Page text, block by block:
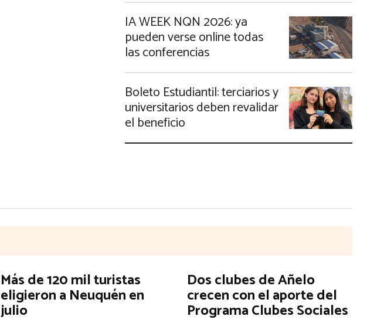
IA WEEK NQN 2026: ya
pueden verse online todas
las conferencias
Boleto Estudiantil: terciarios y
universitarios deben revalidar
el beneficio
Más de 120 mil turistas
eligieron a Neuquén en
julio
Dos clubes de Añelo
crecen con el aporte del
Programa Clubes Sociales